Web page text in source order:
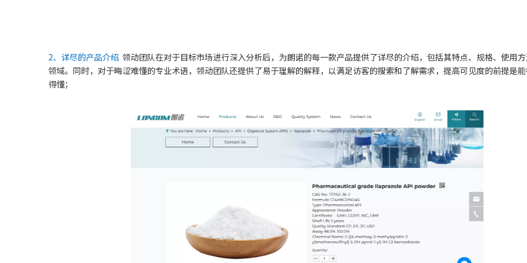
2、详尽的产品介绍 领动团队在对于目标市场进行深入分析后，为朗诺的每一款产品提供了详尽的介绍，包括其特点、规格、使用
领域。同时，对于晦涩难懂的专业术语，领动团队还提供了易于理解的解释，以满足访客的搜索和了解需求，提高可见度的前提是
得懂；